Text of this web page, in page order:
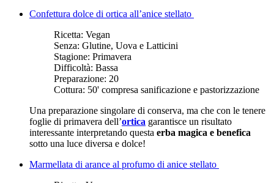
Confettura dolce di ortica all’anice stellato
Ricetta: Vegan
Senza: Glutine, Uova e Latticini
Stagione: Primavera
Difficoltà: Bassa
Preparazione: 20
Cottura: 50' compresa sanificazione e pastorizzazione
Una preparazione singolare di conserva, ma che con le tenere
foglie di primavera dell’ortica garantisce un risultato
interessante interpretando questa erba magica e benefica
sotto una luce diversa e dolce!
Marmellata di arance al profumo di anice stellato